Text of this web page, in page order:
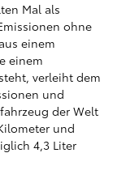
Mal als
ohne
einem
einem
verleiht dem
und
der Welt
und
4,3 Liter